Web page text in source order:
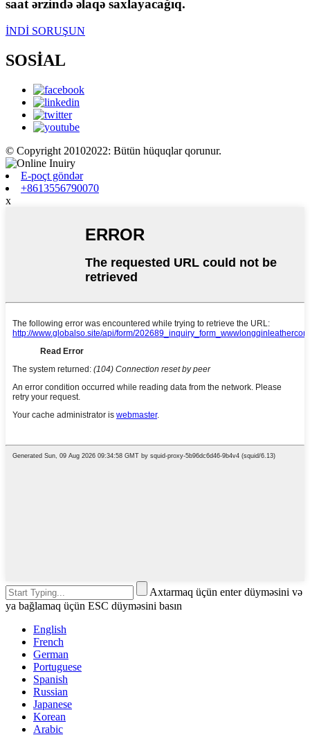
saat ərzində əlaqə saxlayacağıq.
İNDİ SORUŞUN
SOSİAL
© Copyright 20102022: Bütün hüquqlar qorunur.
E-poçt göndər
+8613556790070
x
Axtarmaq üçün enter düyməsini və
ya bağlamaq üçün ESC düyməsini basın
English
French
German
Portuguese
Spanish
Russian
Japanese
Korean
Arabic